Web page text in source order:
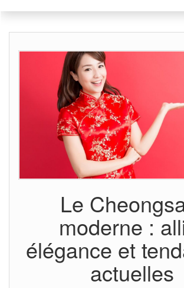
Le
moderne :
élégance et
actuelles